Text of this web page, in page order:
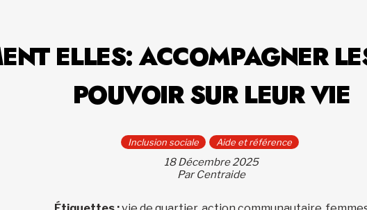
ELLES: ACCOMPAGNER
POUVOIR SUR LEUR VIE
Inclusion sociale Aide et référence
18 Décembre 2025
Par Centraide